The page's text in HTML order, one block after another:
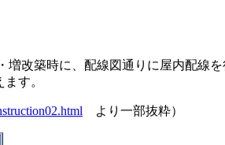
増改築時に、配線図通りに屋内配線
す。
より一部抜粋）